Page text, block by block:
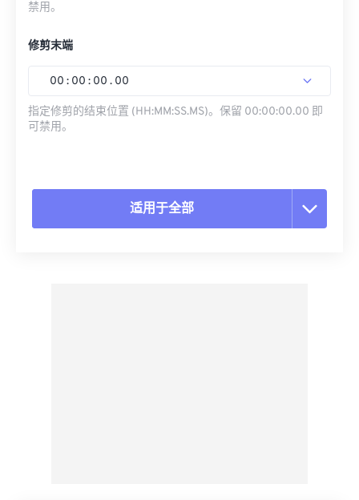
禁用。
修剪末端
00 : 00 : 00 . 00
指定修剪的结束位置 (HH:MM:SS.MS)。保留 00:00:00.00 即
可禁用。
适用于全部